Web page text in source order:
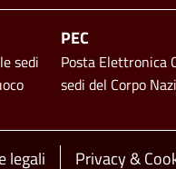
sedi
PEC
Posta Elettronica
sedi del Corpo
legali Privacy &